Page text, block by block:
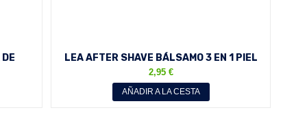
LEA AFTER SHAVE BÁLSAMO 3 EN 1 PIEL
SENSIBLE 125 ML
2,95 €
AÑADIR A LA CESTA